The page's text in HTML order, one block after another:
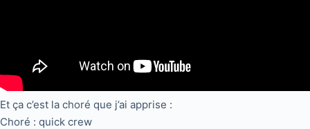
Et ça c’est la choré que j’ai apprise :
Choré : quick crew